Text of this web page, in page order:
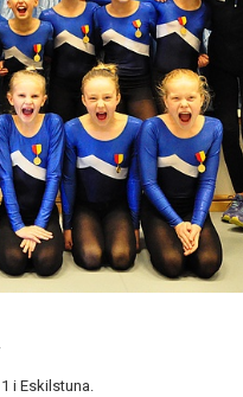
i Eskilstuna.